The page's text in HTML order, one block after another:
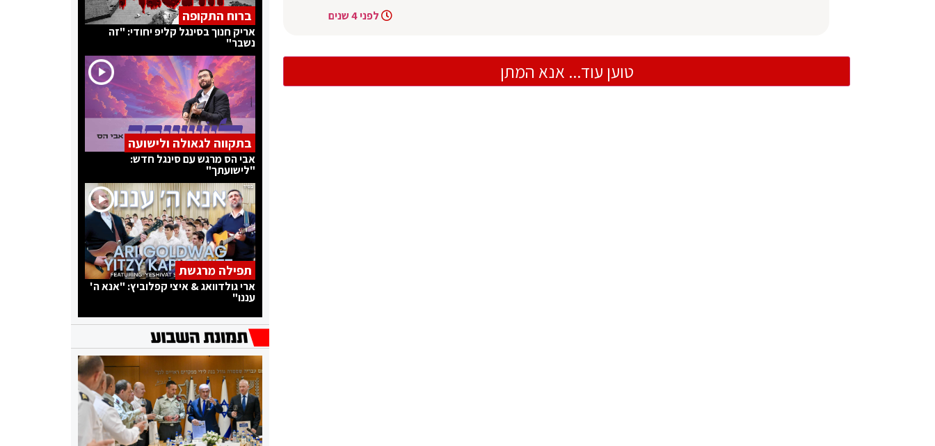
לפני 4 שנים
טוען עוד... אנא המתן
ברוח התקופה
אריק חנוך בסינגל קליפ יחודי: "זה
נשבר"
בתקווה לגאולה ולישועה
אבי הס מרגש עם סינגל חדש:
"לישועתך"
תפילה מרגשת
ארי גולדוואג & איצי קפלוביץ: "אנא ה'
עננו"